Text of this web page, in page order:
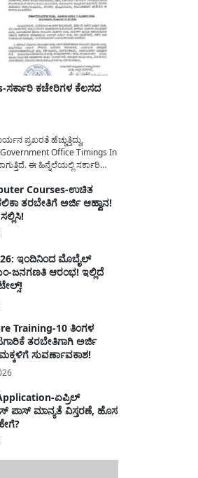
ಸರ್ಕಾರಿ ಕಚೇರಿಗಳ ಕೆಲಸದ
ಪ್ರಖರತೆ ಹೆಚ್ಚುತ್ತಿದ್ದು,
Office Timings In
ಈ ಹಿನ್ನೆಲೆಯಲ್ಲಿ ಸರ್ಕಾರಿ
ಕಿತ್ತೂರು ಕರ್ನಾಟಕ ಮತ್ತು
Courses-ಉಚಿತ
ತರಬೇತಿಗೆ ಅರ್ಜಿ ಆಹ್ವಾನ!
ಇಂದಿನಿಂದ ಮೊಬೈಲ್
ಜನಗಣತಿ ಆರಂಭ! ಇಲ್ಲಿದೆ
Training-10 ತಿಂಗಳ
ತರಬೇತಿಗಾಗಿ ಅರ್ಜಿ
ಮಕ್ಕಳಿಗೆ ಸುವರ್ಣಾವಕಾಶ!
ಏಪ್ರಿಲ್
ಪಾಸ್ ಮಾನ್ಯತೆ ವಿಸ್ತರಣೆ, ಹೊಸ